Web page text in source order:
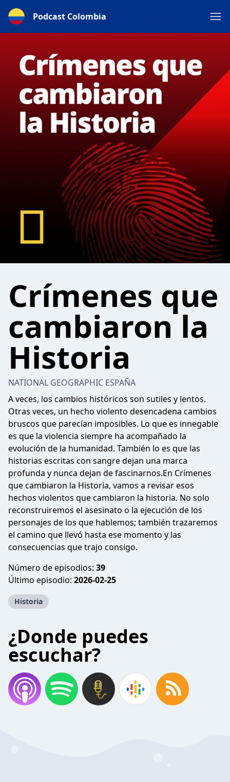
Podcast Colombia
Crímenes que
cambiaron la
Historia
NATIONAL GEOGRAPHIC ESPAÑA
A veces, los cambios históricos son sutiles y lentos.
Otras veces, un hecho violento desencadena cambios
bruscos que parecían imposibles. Lo que es innegable
es que la violencia siempre ha acompañado la
evolución de la humanidad. También lo es que las
historias escritas con sangre dejan una marca
profunda y nunca dejan de fascinarnos.En Crímenes
que cambiaron la Historia, vamos a revisar esos
hechos violentos que cambiaron la historia. No solo
reconstruiremos el asesinato o la ejecución de los
personajes de los que hablemos; también trazaremos
el camino que llevó hasta ese momento y las
consecuencias que trajo consigo.
Número de episodios: 39
Último episodio: 2026-02-25
Historia
¿Donde puedes
escuchar?